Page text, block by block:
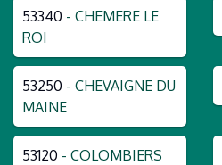
53340 - CHEMERE LE
ROI
53250 - CHEVAIGNE DU
MAINE
53120 - COLOMBIERS